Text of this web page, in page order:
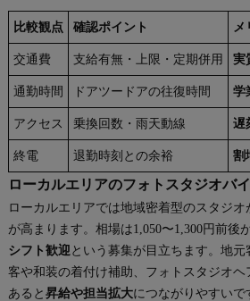
比較観点 確認ポイント メ
交通費 支給有無・上限・定期併用 実
通勤時間 ドアツードアの往復時間 学
アクセス 乗換回数・雨天動線 遅
終電 退勤時刻との余裕 割
ローカルエリアのフォトスタジオバ
ローカルエリアでは地域密着型のスタジ
が高まります。相場は1,050〜1,300円前後
シフト歓迎 という募集が目立ちます。地
客や和装の着付け補助、フォトスタジオ
あると 昇給や担当拡大につながりやすいで